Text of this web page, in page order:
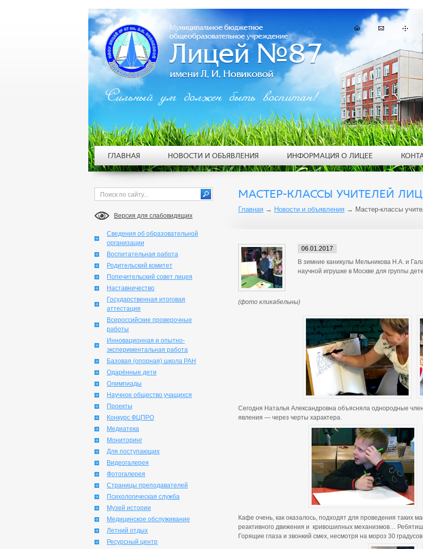
Версия для слабовидящих
Сведения об образовательной
организации
Воспитательная работа
Родительский комитет
Попечительский совет лицея
Наставничество
Государственная итоговая
аттестация
Всероссийские проверочные
работы
Инновационная и опытно-
экспериментальная работа
Базовая (опорная) школа РАН
Одарённые дети
Олимпиады
Научное общество учащихся
Проекты
Конкурс ФЦПРО
Медиатека
Мониторинг
Для поступающих
Видеогалерея
Фотогалерея
Страницы преподавателей
Психологическая служба
Музей истории
Медицинское обслуживание
Летний отдых
Ресурсный центр
МАСТЕР-КЛАССЫ УЧИТЕЛЕЙ
Главная → Новости и объявления → Мастер-классы
06.01.2017
В зимние каникулы Мельникова Н.А. и
научной игрушке в Москве для группы
(фото кликабельны)
Сегодня Наталья Александровна объясняла однородные
явления — через черты характера.
Кафе очень, как оказалось, подходят для проведения таких
реактивного движения и кривошипных механизмов…
Горящие глаза и звонкий смех, несмотря на мороз 30
Сильный ум должен быть воспитан!
ГЛАВНАЯ НОВОСТИ И ОБЪЯВЛЕНИЯ ИНФОРМАЦИЯ О ЛИЦЕЕ